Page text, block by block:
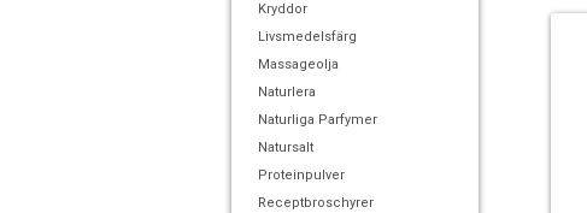
Kryddor
Livsmedelsfärg
Massageolja
Naturlera
Naturliga Parfymer
Natursalt
Proteinpulver
Receptbroschyrer